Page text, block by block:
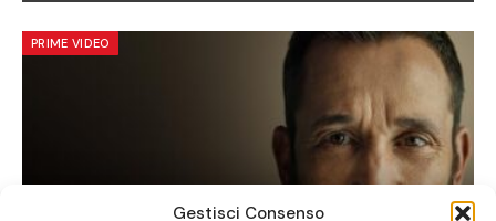
Gestisci Consenso
PRIME VIDEO